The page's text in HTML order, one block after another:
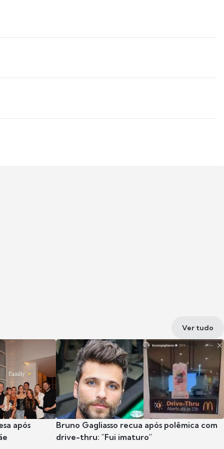
Ver tudo
após
Bruno Gagliasso recua após polêmica com
drive-thru: "Fui imaturo"